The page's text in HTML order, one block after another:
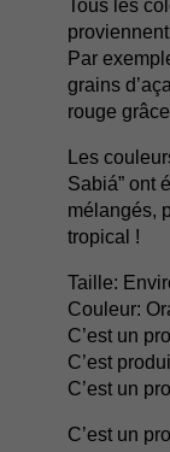
Tous les
Par
grains
rouge
Les
Sabiá” ont
mélangés,
tropical !
Taille:
Couleur:
C’est un
C’est
C’est un
C’est un